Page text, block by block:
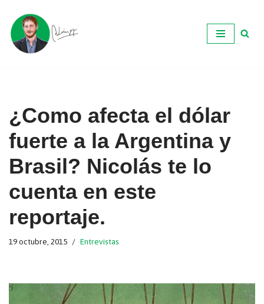
Ir
al
¿Como afecta el dólar
fuerte a la Argentina y
Brasil? Nicolás te lo
cuenta en este
reportaje.
19 octubre, 2015 Entrevistas